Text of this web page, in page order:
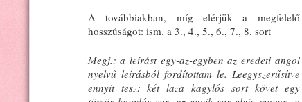
A továbbiakban, míg elérjük a megfelelő
hosszúságot: ism. a 3., 4., 5., 6., 7., 8. sort
Megj.: a leírást egy-az-egyben az eredeti angol
nyelvű leírásból fordítottam le. Leegyszerűsítve
ennyit tesz: két laza kagylós sort követ egy